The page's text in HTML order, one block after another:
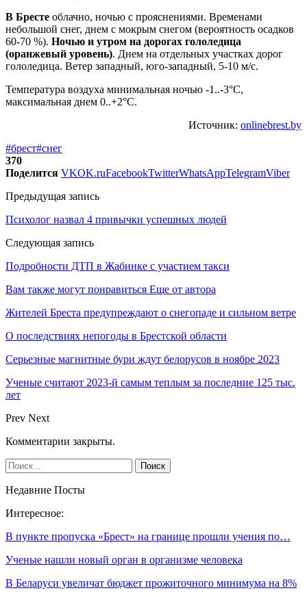
В Бресте облачно, ночью с прояснениями. Временами
небольшой снег, днем с мокрым снегом (вероятность осадков
60-70 %). Ночью и утром на дорогах гололедица
(оранжевый уровень). Днем на отдельных участках дорог
гололедица. Ветер западный, юго-западный, 5-10 м/с.
Температура воздуха минимальная ночью -1..-3°С,
максимальная днем 0..+2°С.
Источник: onlinebrest.by
#брест#снег
370
Поделится VKOK.ruFacebookTwitterWhatsAppTelegramViber
Предыдущая запись
Психолог назвал 4 привычки успешных людей
Следующая запись
Подробности ДТП в Жабинке с участием такси
Вам также могут понравиться Еще от автора
Жителей Бреста предупреждают о снегопаде и сильном ветре
О последствиях непогоды в Брестской области
Серьезные магнитные бури ждут белорусов в ноябре 2023
Ученые считают 2023-й самым теплым за последние 125 тыс.
лет
Prev Next
Комментарии закрыты.
Недавние Посты
Интересное:
В пункте пропуска «Брест» на границе прошли учения по…
Ученые нашли новый орган в организме человека
В Беларуси увеличат бюджет прожиточного минимума на 8%